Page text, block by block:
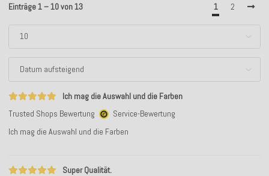
Einträge 1 – 10 von 13 1 2
Ich mag die Auswahl und die Farben
Trusted Shops Bewertung
Service-Bewertung
Ich mag die Auswahl und die Farben
Super Qualität.